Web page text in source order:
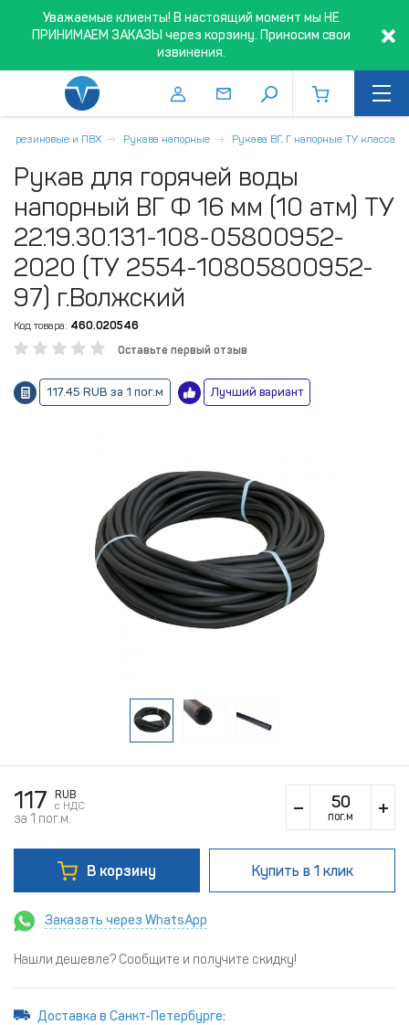
Уважаемые клиенты! В настоящий момент мы НЕ
ПРИНИМАЕМ ЗАКАЗЫ через корзину. Приносим свои
извинения.
резиновые и ПВХ Рукава напорные Рукава ВГ, Г напорные ТУ класса
Рукав для горячей воды
напорный ВГ Ф 16 мм (10 атм) ТУ
22.19.30.131-108-05800952-
2020 (ТУ 2554-10805800952-
97) г.Волжский
Код товара: 460.020546
Оставьте первый отзыв
117.45 RUB за 1 пог.м Лучший вариант
117
RUB
c НДС
за 1 пог.м. пог.м
В корзину Купить в 1 клик
Заказать через WhatsApp
Нашли дешевле? Сообщите и получите скидку!
Доставка в Санкт-Петербурге: